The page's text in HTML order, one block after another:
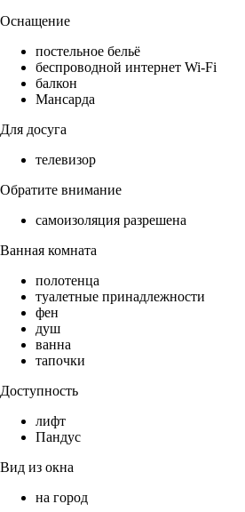
Оснащение
постельное бельё
беспроводной интернет Wi-Fi
балкон
Мансарда
Для досуга
телевизор
Обратите внимание
самоизоляция разрешена
Ванная комната
полотенца
туалетные принадлежности
фен
душ
ванна
тапочки
Доступность
лифт
Пандус
Вид из окна
на город